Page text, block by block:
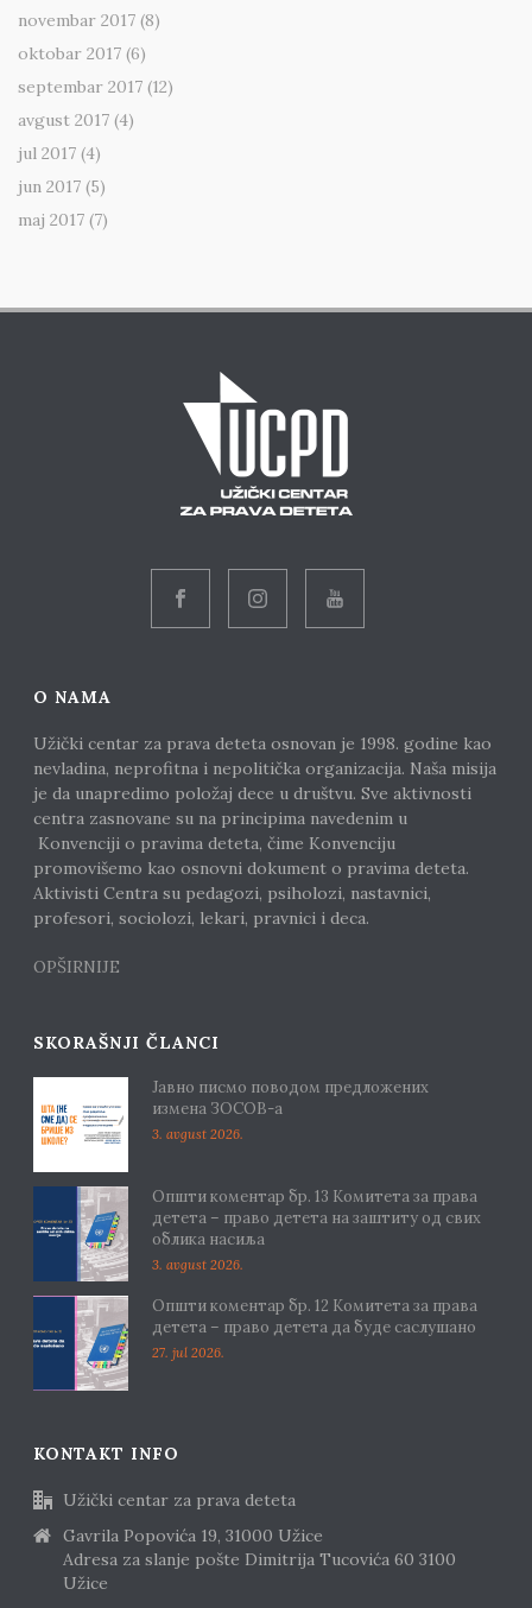
novembar 2017 (8)
oktobar 2017 (6)
septembar 2017 (12)
avgust 2017 (4)
jul 2017 (4)
jun 2017 (5)
maj 2017 (7)
O NAMA
Užički centar za prava deteta osnovan je 1998. godine kao
nevladina, neprofitna i nepolitička organizacija. Naša misija
je da unapredimo položaj dece u društvu. Sve aktivnosti
centra zasnovane su na principima navedenim u
Konvenciji o pravima deteta, čime Konvenciju
promovišemo kao osnovni dokument o pravima deteta.
Aktivisti Centra su pedagozi, psiholozi, nastavnici,
profesori, sociolozi, lekari, pravnici i deca.
OPŠIRNIJE
SKORAŠNJI ČLANCI
Јавно писмо поводом предложених
измена ЗОСОВ-а
3. avgust 2026.
Општи коментар бр. 13 Комитета за права
детета – право детета на заштиту од свих
облика насиља
3. avgust 2026.
Општи коментар бр. 12 Комитета за права
детета – право детета да буде саслушано
27. jul 2026.
KONTAKT INFO
Užički centar za prava deteta
Gavrila Popovića 19, 31000 Užice
Adresa za slanje pošte Dimitrija Tucovića 60 3100
Užice